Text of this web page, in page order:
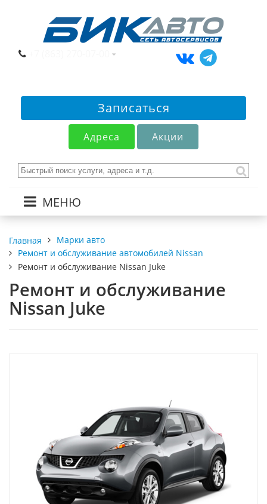
Записаться
Адреса Акции
МЕНЮ
Главная
Марки авто
Ремонт и обслуживание автомобилей Nissan
Ремонт и обслуживание Nissan Juke
Ремонт и обслуживание
Nissan Juke